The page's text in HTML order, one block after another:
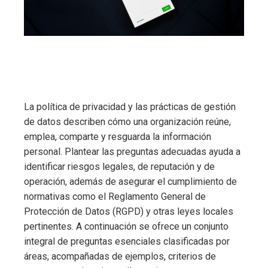
La política de privacidad y las prácticas de gestión
de datos describen cómo una organización reúne,
emplea, comparte y resguarda la información
personal. Plantear las preguntas adecuadas ayuda a
identificar riesgos legales, de reputación y de
operación, además de asegurar el cumplimiento de
normativas como el Reglamento General de
Protección de Datos (RGPD) y otras leyes locales
pertinentes. A continuación se ofrece un conjunto
integral de preguntas esenciales clasificadas por
áreas, acompañadas de ejemplos, criterios de